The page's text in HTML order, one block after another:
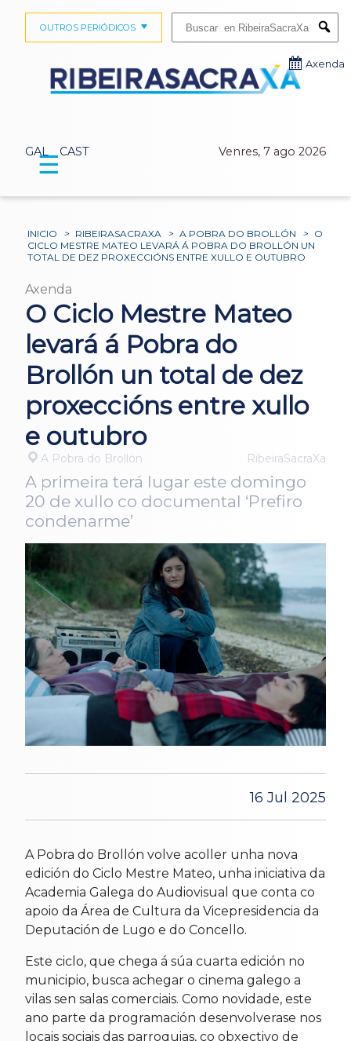
GAL CAST Venres, 7 ago 2026
OUTROS PERIÓDICOS
Axenda
☰
INICIO > RIBEIRASACRAXA > A POBRA DO BROLLÓN > O
CICLO MESTRE MATEO LEVARÁ Á POBRA DO BROLLÓN UN
TOTAL DE DEZ PROXECCIÓNS ENTRE XULLO E OUTUBRO
Axenda
O Ciclo Mestre Mateo
levará á Pobra do
Brollón un total de dez
proxeccións entre xullo
e outubro
A Pobra do Brollón RibeiraSacraXa
A primeira terá lugar este domingo
20 de xullo co documental ‘Prefiro
condenarme’
16 Jul 2025
A Pobra do Brollón volve acoller unha nova
edición do Ciclo Mestre Mateo, unha iniciativa da
Academia Galega do Audiovisual que conta co
apoio da Área de Cultura da Vicepresidencia da
Deputación de Lugo e do Concello.
Este ciclo, que chega á súa cuarta edición no
municipio, busca achegar o cinema galego a
vilas sen salas comerciais. Como novidade, este
ano parte da programación desenvolverase nos
locais sociais das parroquias, co obxectivo de